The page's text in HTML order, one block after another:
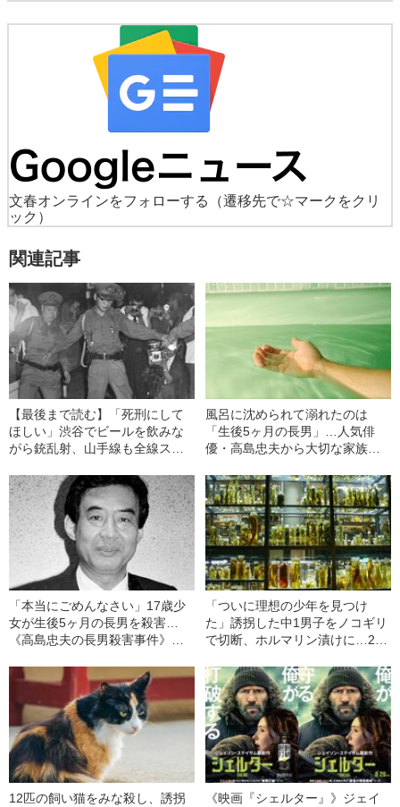
文春オンラインをフォローする
（遷移先で☆マークをクリ
ック）
関連記事
【最後まで読む】「死刑にして
ほしい」渋谷でビールを飲みな
がら銃乱射、山手線も全線スト
18歳少年の『その後の人生』
（昭和40年の事件）
風呂に沈められて溺れたのは
「生後5ヶ月の長男」…人気俳
優・高島忠夫から大切な家族を
39年の事件）
「本当にごめんなさい」17歳少
女が生後5ヶ月の長男を殺害…
《高島忠夫の長男殺害事件》夫
39年の事件）
「ついに理想の少年を見つけ
た」誘拐した中1男子をノコギリ
で切断、ホルマリン漬けに…26
由”（昭和32年の事件）
12匹の飼い猫をみな殺し、誘拐
《映画『シェルター』》ジェイ